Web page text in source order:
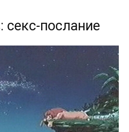
секс-послание